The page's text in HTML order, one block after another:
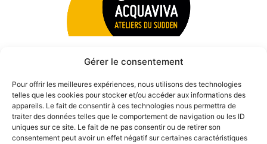
Gérer le consentement
Pour offrir les meilleures expériences, nous utilisons des technologies
telles que les cookies pour stocker et/ou accéder aux informations des
appareils. Le fait de consentir à ces technologies nous permettra de
traiter des données telles que le comportement de navigation ou les ID
uniques sur ce site. Le fait de ne pas consentir ou de retirer son
consentement peut avoir un effet négatif sur certaines caractéristiques